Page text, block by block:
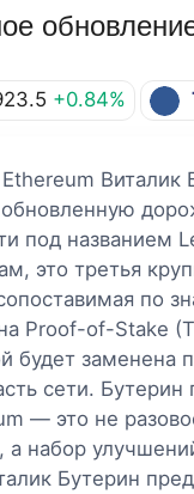
+0.84%
Виталик
обновленную
под названием
это третья
по
Proof-of-Stake
будет заменена
сети. Бутерин
— это не
а набор
Бутерин